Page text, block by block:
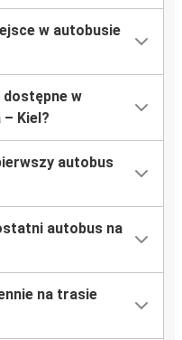
w autobusie
dostępne w
Kiel?
autobus
autobus na
na trasie